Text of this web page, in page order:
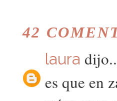
42
laura
es que en